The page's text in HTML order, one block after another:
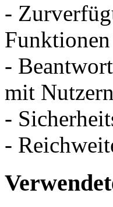
-
-
mit
-
-